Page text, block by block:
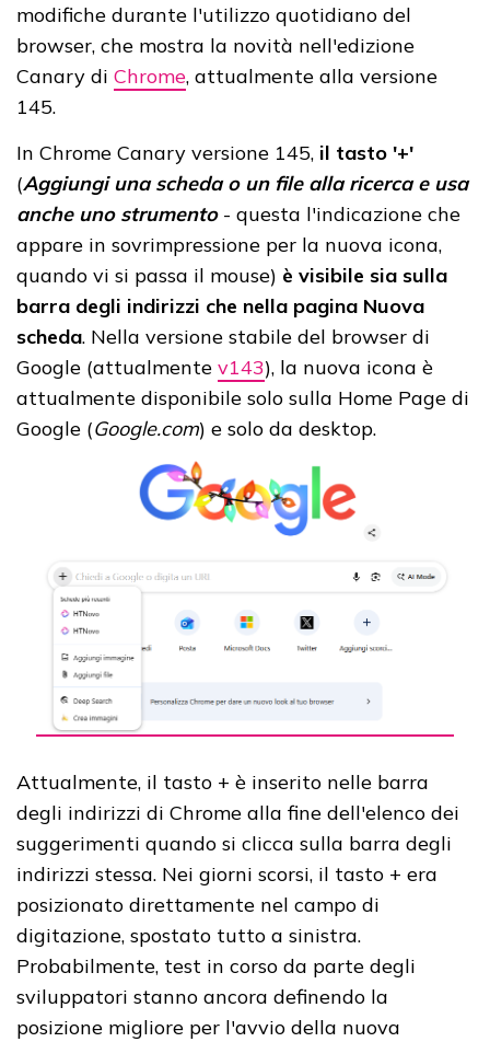
modifiche durante l'utilizzo quotidiano del
browser, che mostra la novità nell'edizione
Canary di Chrome, attualmente alla versione
145.
In Chrome Canary versione 145, il tasto '+'
(Aggiungi una scheda o un file alla ricerca e usa
anche uno strumento- questa l'indicazione che
appare in sovrimpressione per la nuova icona,
quando vi si passa il mouse) è visibile sia sulla
barra degli indirizzi che nella pagina Nuova
scheda. Nella versione stabile del browser di
Google (attualmente v143), la nuova icona è
attualmente disponibile solo sulla Home Page di
Google (Google.com) e solo da desktop.
Attualmente, il tasto + è inserito nelle barra
degli indirizzi di Chrome alla fine dell'elenco dei
suggerimenti quando si clicca sulla barra degli
indirizzi stessa. Nei giorni scorsi, il tasto + era
posizionato direttamente nel campo di
digitazione, spostato tutto a sinistra.
Probabilmente, test in corso da parte degli
sviluppatori stanno ancora definendo la
posizione migliore per l'avvio della nuova